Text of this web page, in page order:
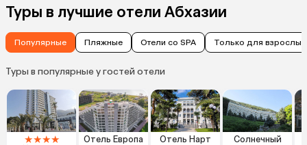
Туры в лучшие отели Абхазии
Популярные Пляжные Отели со SPA Только для взрослых
Туры в популярные у гостей отели
★★★★ Отель Европа Отель Нарт
Солнечный